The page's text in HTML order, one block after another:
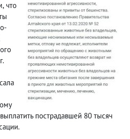
, что
пострадавшей 80 тысяч